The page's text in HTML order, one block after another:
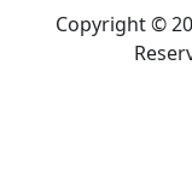
Copyright ©